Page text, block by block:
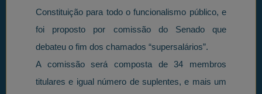
Constituição para todo o funcionalismo público, e
foi proposto por comissão do Senado que
debateu o fim dos chamados “supersalários”.
A comissão será composta de 34 membros
titulares e igual número de suplentes, e mais um